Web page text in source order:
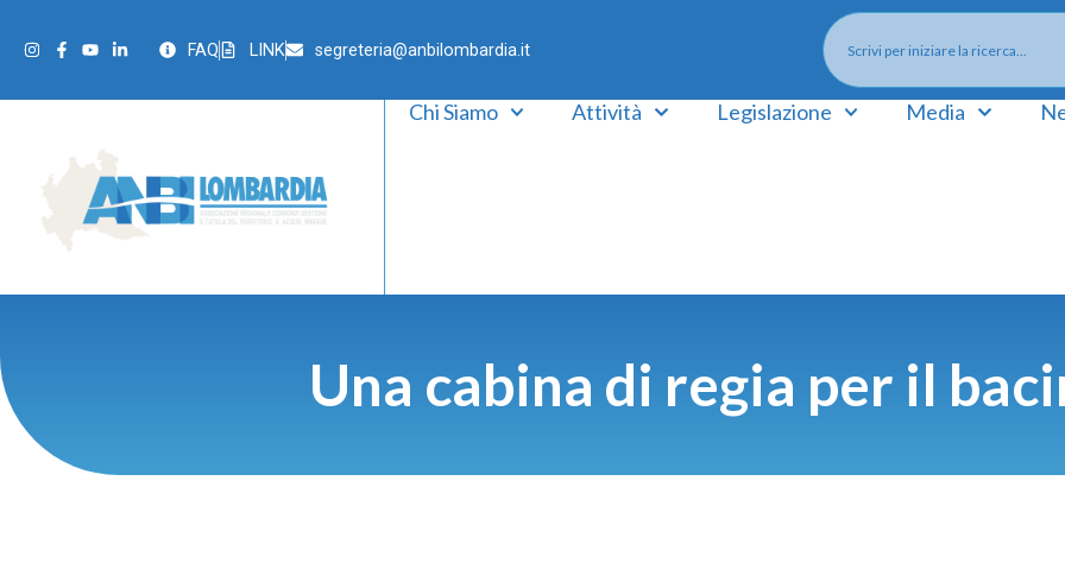
FAQ LINK segreteria@anbilombardia.it
Chi Siamo Attività Legislazione Media
Una cabina di regia per il